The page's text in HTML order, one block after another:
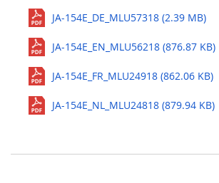
JA-154E_DE_MLU57318 (2.39 MB)
JA-154E_EN_MLU56218 (876.87 KB)
JA-154E_FR_MLU24918 (862.06 KB)
JA-154E_NL_MLU24818 (879.94 KB)